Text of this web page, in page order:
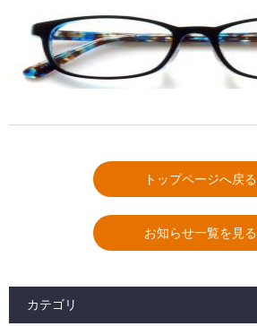
トップページへ戻る
お知らせ一覧を見る
カテゴリ